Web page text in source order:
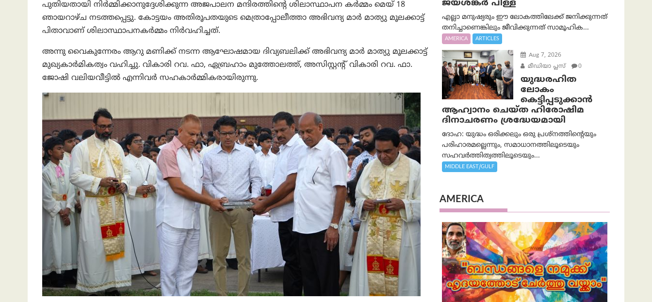
പുതിയതായി നിർമ്മിക്കാനുദ്ദേശിക്കുന്ന അജപാലന മന്ദിരത്തിന്റെ ശിലാസ്ഥാപന കർമ്മം മെയ് 18
ഞായറാഴ്ച നടത്തപ്പെട്ടു. കോട്ടയം അതിരൂപതയുടെ മെത്രാപ്പോലീത്താ അഭിവന്ദ്യ മാർ മാത്യു മൂലക്കാട്ട്
പിതാവാണ് ശിലാസ്ഥാപനകർമ്മം നിർവഹിച്ചത്.
അന്നു വൈകുന്നേരം ആറു മണിക്ക് നടന്ന ആഘോഷമായ ദിവ്യബലിക്ക് അഭിവന്ദ്യ മാർ മാത്യു മൂലക്കാട്ട്
മുഖ്യകാർമികത്വം വഹിച്ചു. വികാരി റവ. ഫാ, ഏബ്രഹാം മുത്തോലത്ത്, അസിസ്റ്റന്റ് വികാരി റവ. ഫാ.
ജോഷി വലിയവീട്ടിൽ എന്നിവർ സഹകാർമ്മികരായിരുന്നു.
ജയശങ്കര്‍ പിള്ള
എല്ലാ മനുഷ്യരും ഈ ലോകത്തിലേക്ക് ജനിക്കുന്നത്
തനിച്ചാണെങ്കിലും ജീവിക്കുന്നത് സാമൂഹിക...
AMERICA ARTICLES
Aug 7, 2026
മീഡിയാ പ്ലസ്
0
യുദ്ധരഹിത
ലോകം
കെട്ടിപ്പടുക്കാന്‍
ആഹ്വാനം ചെയ്ത ഹിരോഷിമ
ദിനാചരണം ശ്രദ്ധേയമായി
ദോഹ: യുദ്ധം ഒരിക്കലും ഒരു പ്രശ്‌നത്തിന്റെയും
പരിഹാരമല്ലെന്നും, സമാധാനത്തിലൂടെയും
സഹവര്‍ത്തിത്വത്തിലൂടെയും...
MIDDLE EAST/GULF
AMERICA